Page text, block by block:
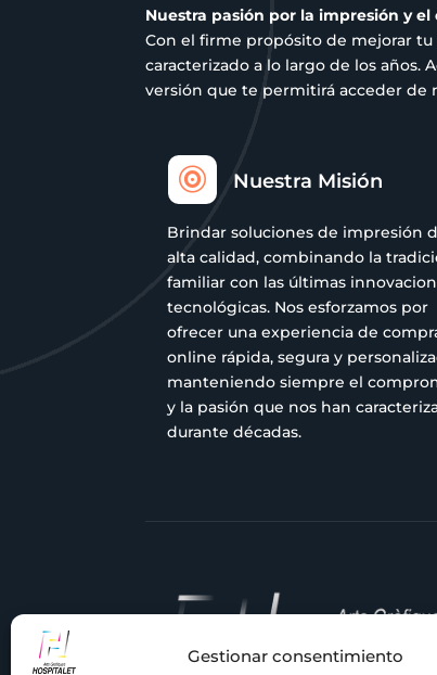
Gestionar consentimiento
de
Nuestra pasión por la impresión y
Con el firme propósito de mejorar
caracterizado a lo largo de los
versión que te permitirá acceder de
 Nuestra Misión
Brindar soluciones de impresión
alta calidad, combinando la
familiar con las últimas
tecnológicas. Nos esforzamos por
ofrecer una experiencia de
online rápida, segura y
manteniendo siempre el
y la pasión que nos han
durante décadas.